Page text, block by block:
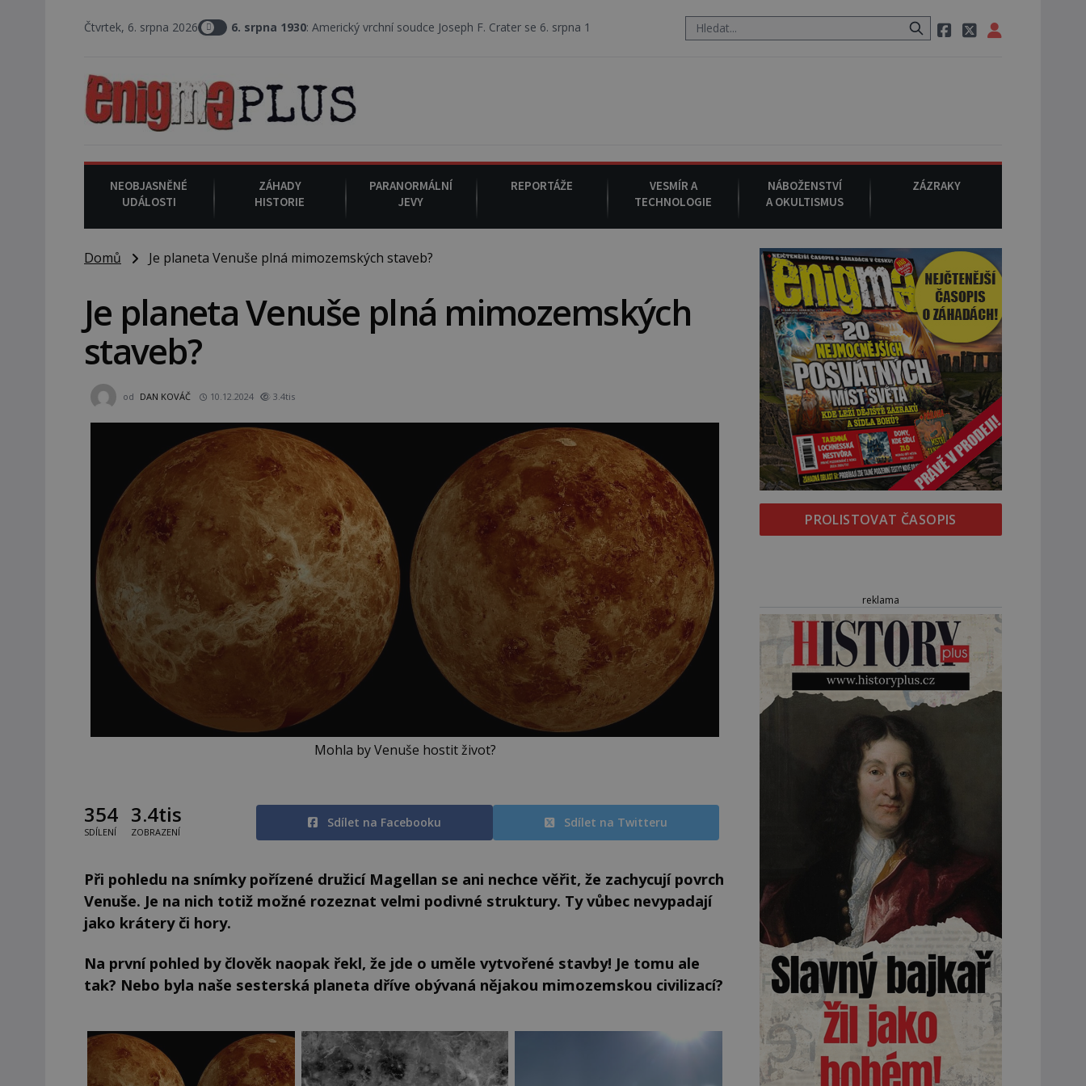
Čtvrtek, 6. srpna 20266. srpna 1930: Americký vrchní soudce Joseph F. Crater se 6. srpna 1930 navečeří ve své oblíbené restauraci, pak si na ulici zavolá taxi, nasedne do něj a už ho nikdy nikdo
NEOBJASNĚNÉ
UDÁLOSTI
ZÁHADY
HISTORIE
PARANORMÁLNÍ
JEVY
REPORTÁŽE
VESMÍR A
TECHNOLOGIE
NÁBOŽENSTVÍ
A OKULTISMUS
ZÁZRAKY
Domů Je planeta Venuše plná mimozemských staveb?
Je planeta Venuše plná mimozemských
staveb?
od DAN KOVÁČ 10.12.2024 3.4tis
Mohla by Venuše hostit život?
354
SDÍLENÍ
3.4tis
ZOBRAZENÍ
Sdílet na Facebooku Sdílet na Twitteru
Při pohledu na snímky pořízené družicí Magellan se ani nechce věřit, že zachycují povrch
Venuše. Je na nich totiž možné rozeznat velmi podivné struktury. Ty vůbec nevypadají
jako krátery či hory.
Na první pohled by člověk naopak řekl, že jde o uměle vytvořené stavby! Je tomu ale
tak? Nebo byla naše sesterská planeta dříve obývaná nějakou mimozemskou civilizací?
PROLISTOVAT ČASOPIS
reklama